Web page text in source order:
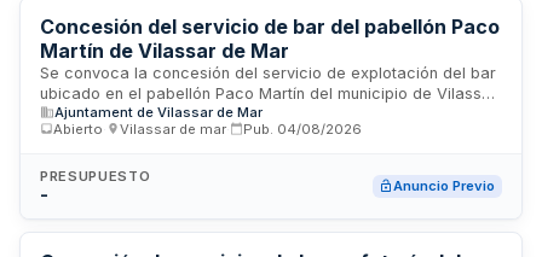
Concesión del servicio de bar del pabellón Paco
Martín de Vilassar de Mar
Se convoca la concesión del servicio de explotación del bar
ubicado en el pabellón Paco Martín del municipio de Vilassar
de Mar. El Ajuntament de Vilassar de Mar licita la gestión
integral de este establecimiento de hostelería, incluyendo la
alimentos a los visitantes y usuarios del pabellón. Se trata de
una concesión administrativa que permite al adjudicatario
correspondientes contraprestaciones económicas,
Ajuntament de Vilassar de Mar
Abierto
Vilassar de mar Pub. 04/08/2026
PRESUPUESTO
- Anuncio Previo